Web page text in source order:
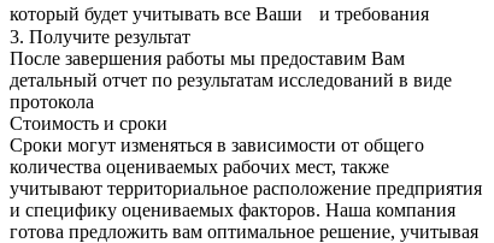
который будет учитывать все Ваши и требования
3. Получите результат
После завершения работы мы предоставим Вам
детальный отчет по результатам исследований в виде
протокола
Стоимость и сроки
Сроки могут изменяться в зависимости от общего
количества оцениваемых рабочих мест, также
учитывают территориальное расположение предприятия
и специфику оцениваемых факторов. Наша компания
готова предложить вам оптимальное решение, учитывая